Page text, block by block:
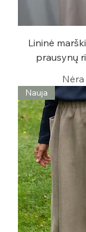
Lininė
prausynų
Nauja